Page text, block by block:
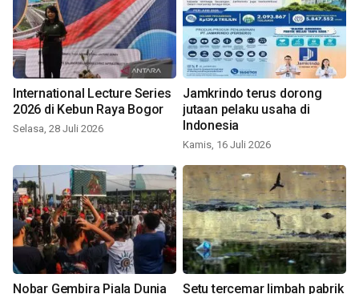
International Lecture Series
2026 di Kebun Raya Bogor
Selasa, 28 Juli 2026
Jamkrindo terus dorong
jutaan pelaku usaha di
Indonesia
Kamis, 16 Juli 2026
Nobar Gembira Piala Dunia
Setu tercemar limbah pabrik